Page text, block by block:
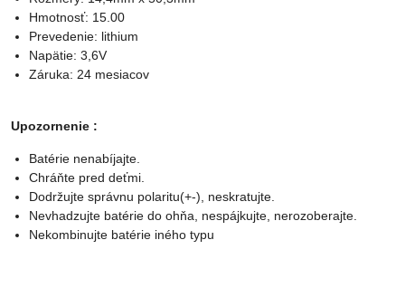
Hmotnosť: 15.00
Prevedenie: lithium
Napätie: 3,6V
Záruka: 24 mesiacov
Upozornenie :
Batérie nenabíjajte.
Chráňte pred deťmi.
Dodržujte správnu polaritu(+-), neskratujte.
Nevhadzujte batérie do ohňa, nespájkujte, nerozoberajte.
Nekombinujte batérie iného typu